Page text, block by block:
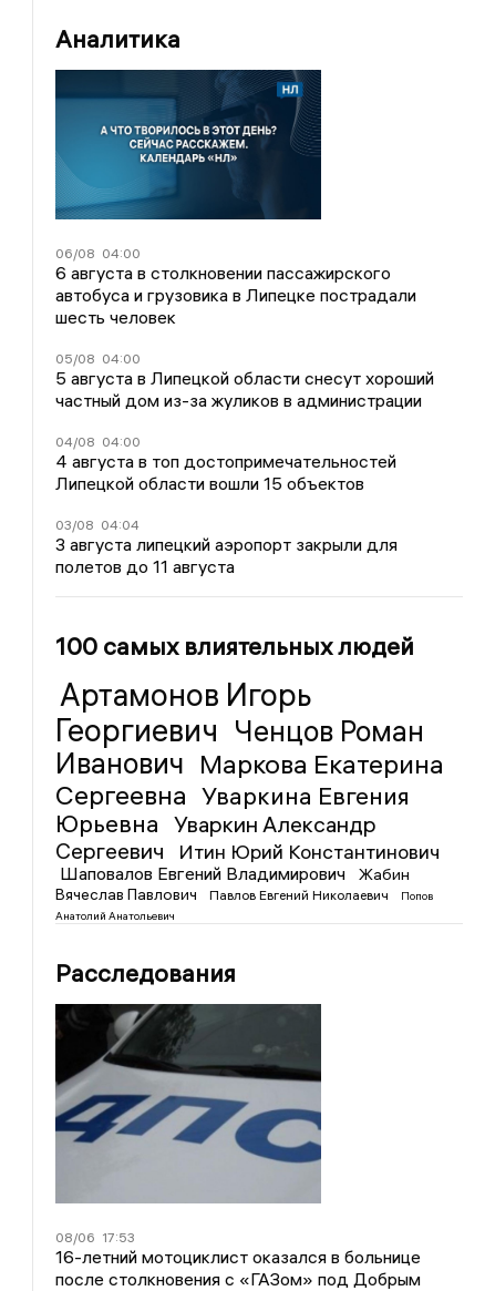
Аналитика
06/08 04:00
6 августа в столкновении пассажирского
автобуса и грузовика в Липецке пострадали
шесть человек
05/08 04:00
5 августа в Липецкой области снесут хороший
частный дом из-за жуликов в администрации
04/08 04:00
4 августа в топ достопримечательностей
Липецкой области вошли 15 объектов
03/08 04:04
3 августа липецкий аэропорт закрыли для
полетов до 11 августа
100 самых влиятельных людей
Артамонов Игорь
Георгиевич Ченцов Роман
Иванович Маркова Екатерина
Сергеевна Уваркина Евгения
Юрьевна
Уваркин Александр
Сергеевич
Итин Юрий Константинович
Шаповалов Евгений Владимирович
Жабин
Вячеслав Павлович
Павлов Евгений Николаевич
Попов
Анатолий Анатольевич
Расследования
08/06 17:53
16-летний мотоциклист оказался в больнице
после столкновения с «ГАЗом» под Добрым